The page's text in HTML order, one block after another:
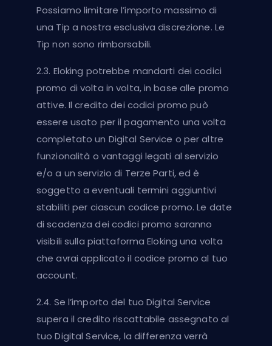
Possiamo limitare l’importo massimo di
una Tip a nostra esclusiva discrezione. Le
Tip non sono rimborsabili.
2.3. Eloking potrebbe mandarti dei codici
promo di volta in volta, in base alle promo
attive. Il credito dei codici promo può
essere usato per il pagamento una volta
completato un Digital Service o per altre
funzionalità o vantaggi legati al servizio
e/o a un servizio di Terze Parti, ed è
soggetto a eventuali termini aggiuntivi
stabiliti per ciascun codice promo. Le date
di scadenza dei codici promo saranno
visibili sulla piattaforma Eloking una volta
che avrai applicato il codice promo al tuo
account.
2.4. Se l’importo del tuo Digital Service
supera il credito riscattabile assegnato al
tuo Digital Service, la differenza verrà